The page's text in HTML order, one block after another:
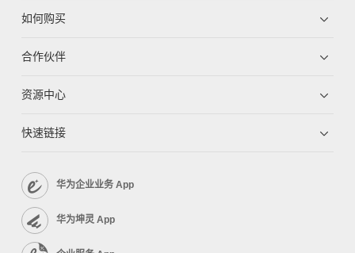
如何购买
合作伙伴
资源中心
快速链接
华为企业业务 App
华为坤灵 App